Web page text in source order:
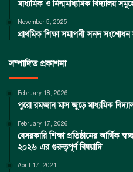
মাধ্যমিক ও নিন্মমাধ্যমিক বিদ্যালয়
November 5, 2025
প্রাথমিক শিক্ষা সমাপনী সনদ
সম্পাদিত প্রকাশনা
February 18, 2026
পুরো রমজান মাস জুড়ে মাধ্যমিক
February 17, 2026
বেসরকারি শিক্ষা প্রতিষ্ঠানের আর্থিক
২০২৬ এর গুরুত্বপূর্ণ বিষয়াদি
April 17, 2021